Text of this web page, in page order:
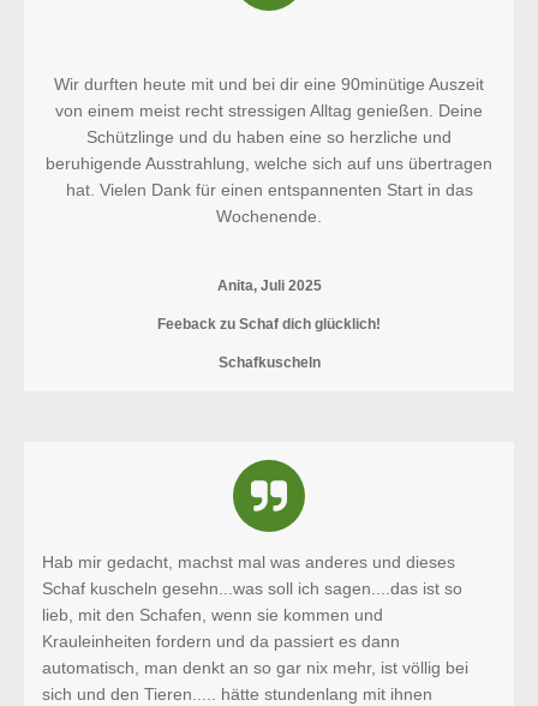
Wir durften heute mit und bei dir eine 90minütige Auszeit
von einem meist recht stressigen Alltag genießen. Deine
Schützlinge und du haben eine so herzliche und
beruhigende Ausstrahlung, welche sich auf uns übertragen
hat. Vielen Dank für einen entspannenten Start in das
Wochenende.
Anita, Juli 2025
Feeback zu Schaf dich glücklich!
Schafkuscheln
Hab mir gedacht, machst mal was anderes und dieses
Schaf kuscheln gesehn...was soll ich sagen....das ist so
lieb, mit den Schafen, wenn sie kommen und
Krauleinheiten fordern und da passiert es dann
automatisch, man denkt an so gar nix mehr, ist völlig bei
sich und den Tieren..... hätte stundenlang mit ihnen